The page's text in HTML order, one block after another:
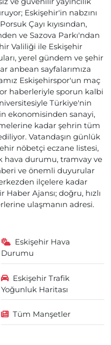
Eskişehir'in nabzını
Çayı kıyısından,
ve Sazova Parkı'ndan
Valiliği ile Eskişehir
yerel gündem ve şehir
anbean sayfalarımıza
Eskişehirspor'un maç
haberleriyle sporun kalbi
Türkiye'nin
ekonomisinden sanayi,
kadar şehrin tüm
Vatandaşın günlük
nöbetçi eczane listesi,
hava durumu, tramvay ve
ve önemli duyurular
ilçelere kadar
Ajansı; doğru, hızlı
ulaşmanın adresi.
Eskişehir Hava
Durumu
Eskişehir Trafik
Yoğunluk Haritası
Tüm Manşetler